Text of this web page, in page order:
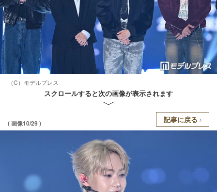
（C）モデルプレス
スクロールすると次の画像が表示されます
( 画像10/29 ) 記事に戻る